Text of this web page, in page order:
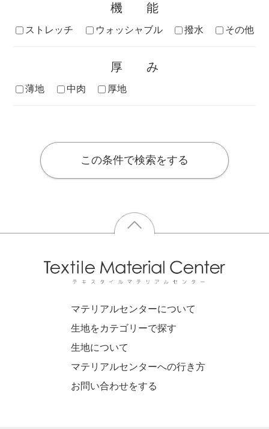
機能
ストレッチ ウォッシャブル 撥水 その他
厚み
薄地 中肉 厚地
この条件で検索をする
マテリアルセンターについて
生地をカテゴリーで探す
生地について
マテリアルセンターへの行き方
お問い合わせをする